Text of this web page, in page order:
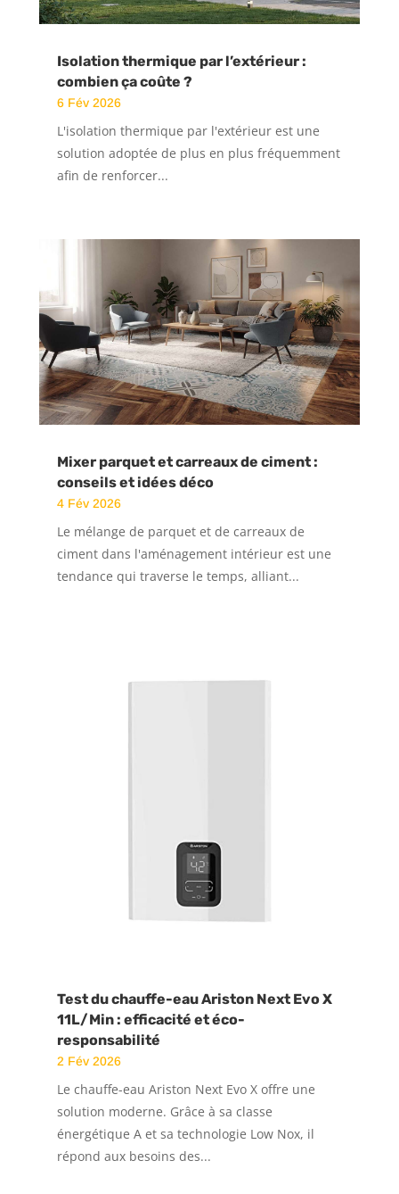
Isolation thermique par l’extérieur :
combien ça coûte ?
6 Fév 2026
L'isolation thermique par l'extérieur est une
solution adoptée de plus en plus fréquemment
afin de renforcer...
Mixer parquet et carreaux de ciment :
conseils et idées déco
4 Fév 2026
Le mélange de parquet et de carreaux de
ciment dans l'aménagement intérieur est une
tendance qui traverse le temps, alliant...
Test du chauffe-eau Ariston Next Evo X
11L/Min : efficacité et éco-
responsabilité
2 Fév 2026
Le chauffe-eau Ariston Next Evo X offre une
solution moderne. Grâce à sa classe
énergétique A et sa technologie Low Nox, il
répond aux besoins des...